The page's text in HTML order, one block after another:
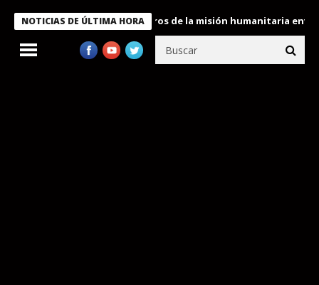
NOTICIAS DE ÚLTIMA HORA
condecora a miembros de la misión humanitaria enviada a